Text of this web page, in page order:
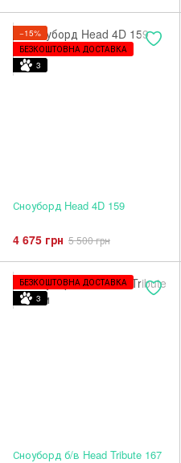
−15%
БЕЗКОШТОВНА ДОСТАВКА
3
Сноуборд Head 4D 159
4 675 грн 5 500 грн
БЕЗКОШТОВНА ДОСТАВКА
3
Сноуборд б/в Head Tribute 167